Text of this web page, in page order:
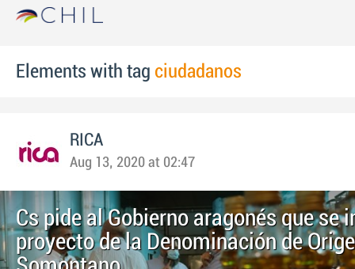
Elements with tag ciudadanos
RICA
Aug 13, 2020 at 02:47
Cs pide al Gobierno aragonés que se
proyecto de la Denominación de